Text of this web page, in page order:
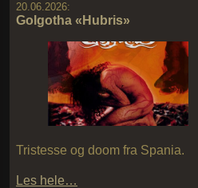
20.06.2026:
Golgotha «Hubris»
Tristesse og doom fra Spania.
Les hele…